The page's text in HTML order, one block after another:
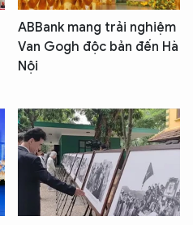
ABBank mang trải nghiệm
Van Gogh độc bản đến Hà
Nội